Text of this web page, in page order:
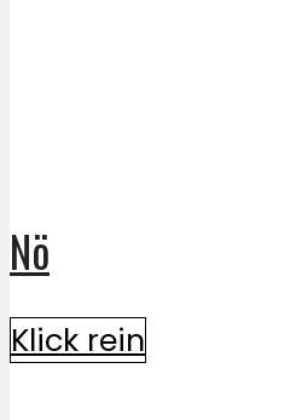
Nö
Klick rein